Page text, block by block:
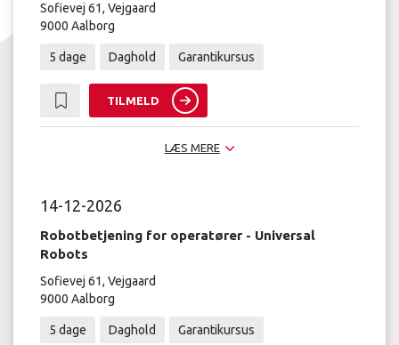
Sofievej 61, Vejgaard
9000 Aalborg
5 dage Daghold Garantikursus
TILMELD
LÆS MERE
14-12-2026
Robotbetjening for operatører - Universal
Robots
Sofievej 61, Vejgaard
9000 Aalborg
5 dage Daghold Garantikursus